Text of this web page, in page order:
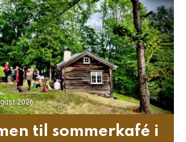
2026
til sommerkafé i